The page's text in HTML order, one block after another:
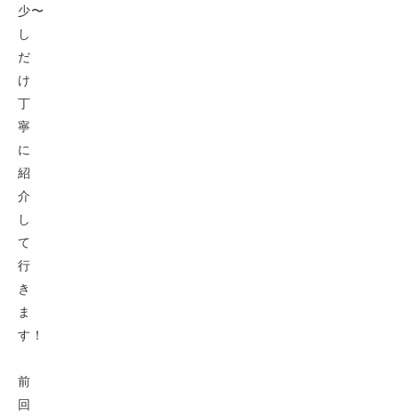
少〜
し
だ
け
丁
寧
に
紹
介
し
て
行
き
ま
す！
前
回